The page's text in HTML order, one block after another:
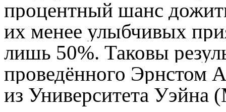
процентный шанс
их менее улыбчивых
лишь 50%. Таковы
проведённого Эрнстом
из Университета